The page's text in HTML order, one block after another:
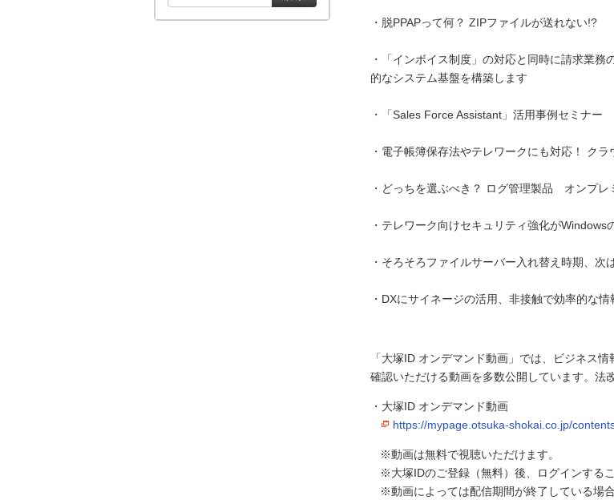
・脱PPAPって何？ ZIPファイルが送れない!?
・「インボイス制度」の対応と同時に請求業
的なシステム基盤を構築します
・「Sales Force Assistant」活用事例セミナー
・電子帳簿保存法やテレワークにも対応！ ク
・どっちを選ぶべき？ ログ管理製品 オンプレ
・テレワーク向けセキュリティ強化が
・そろそろファイルサーバー入れ替え時期、次
・DXにサイネージの活用、非接触で効率的な
「大塚ID オンデマンド動画」では、ビジネス
確認いただける動画を多数公開しています。法
・大塚ID オンデマンド動画
https://mypage.otsuka-shokai.co.jp/
※動画は無料で視聴いただけます。
※大塚IDのご登録（無料）後、ログインする
※動画によっては配信期間が終了している場